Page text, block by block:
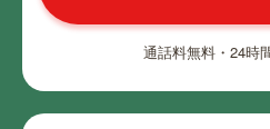
通話料無料・24時